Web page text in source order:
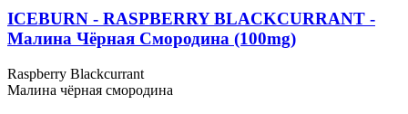
ICEBURN - RASPBERRY BLACKCURRANT -
Малина Чёрная Смородина (100mg)
Raspberry Blackcurrant
Малина чёрная смородина